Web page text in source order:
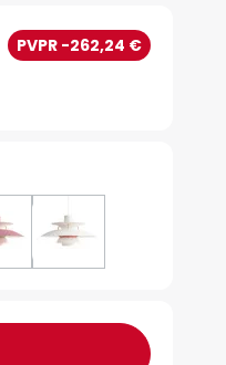
PVPR -262,24 €